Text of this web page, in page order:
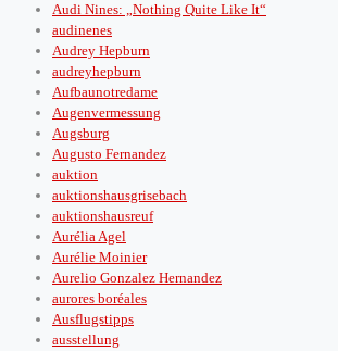
Audi Nines: „Nothing Quite Like It“
audinenes
Audrey Hepburn
audreyhepburn
Aufbaunotredame
Augenvermessung
Augsburg
Augusto Fernandez
auktion
auktionshausgrisebach
auktionshausreuf
Aurélia Agel
Aurélie Moinier
Aurelio Gonzalez Hernandez
aurores boréales
Ausflugstipps
ausstellung